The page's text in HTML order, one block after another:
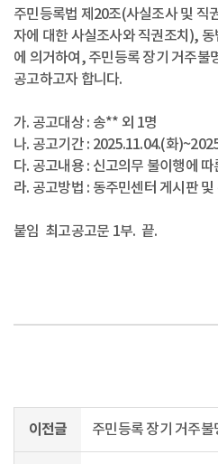
주민등록법 제20조(사실조사 및 직
자에 대한 사실조사와 직권조치),
에 의거하여, 주민등록 장기 거주불
공고하고자 합니다.
가. 공고대상 : 송** 외 1명
나. 공고기간 : 2025.11.04.(화
다. 공고내용 : 신고의무 불이행에 따
라. 공고방법 : 동주민센터 게시판 및
붙임 최고공고문 1부. 끝.
이전글 주민등록 장기 거주